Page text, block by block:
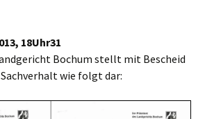
18Uhr31
Bochum stellt mit Bescheid
Sachverhalt wie folgt dar: